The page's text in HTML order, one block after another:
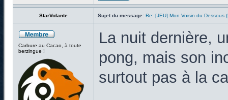
StarVolante Sujet du message: Re: [JEU] Mon Voisin du Dessous
Carbure au Cacao, à toute
berzingue !
La nuit dernière,
pong, mais son
surtout pas à la